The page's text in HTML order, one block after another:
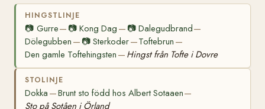
HINGSTLINJE
📷 Gurre— 📷Kong Dag — 📷 Dalegudbrand—
Dölegubben — 📷Sterkoder—Toftebrun —
Den gamle Toftehingsten — Hingst från Tofte i Dovre
STOLINJE
Dokka —Brunt sto född hos Albert Sotaaen—
Sto på Sotåen i Örland